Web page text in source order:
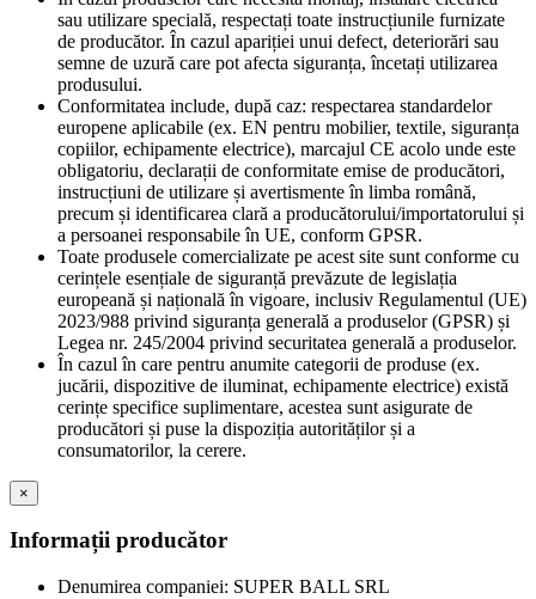
sau utilizare specială, respectați toate instrucțiunile furnizate
de producător. În cazul apariției unui defect, deteriorări sau
semne de uzură care pot afecta siguranța, încetați utilizarea
produsului.
Conformitatea include, după caz: respectarea standardelor
europene aplicabile (ex. EN pentru mobilier, textile, siguranța
copiilor, echipamente electrice), marcajul CE acolo unde este
obligatoriu, declarații de conformitate emise de producători,
instrucțiuni de utilizare și avertismente în limba română,
precum și identificarea clară a producătorului/importatorului și
a persoanei responsabile în UE, conform GPSR.
Toate produsele comercializate pe acest site sunt conforme cu
cerințele esențiale de siguranță prevăzute de legislația
europeană și națională în vigoare, inclusiv Regulamentul (UE)
2023/988 privind siguranța generală a produselor (GPSR) și
Legea nr. 245/2004 privind securitatea generală a produselor.
În cazul în care pentru anumite categorii de produse (ex.
jucării, dispozitive de iluminat, echipamente electrice) există
cerințe specifice suplimentare, acestea sunt asigurate de
producători și puse la dispoziția autorităților și a
consumatorilor, la cerere.
×
Informații producător
Denumirea companiei: SUPER BALL SRL